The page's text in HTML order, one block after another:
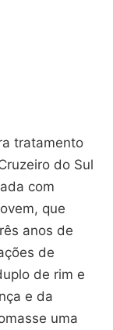
tratamento
do Sul
com
que
anos de
de
de rim e
e da
uma